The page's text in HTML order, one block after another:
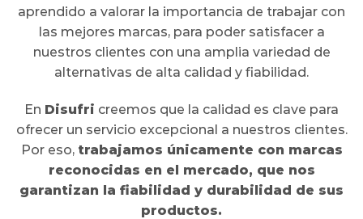
aprendido a valorar la importancia de trabajar con
las mejores marcas, para poder satisfacer a
nuestros clientes con una amplia variedad de
alternativas de alta calidad y fiabilidad.
En Disufri creemos que la calidad es clave para
ofrecer un servicio excepcional a nuestros clientes.
Por eso, trabajamos únicamente con marcas
reconocidas en el mercado, que nos
garantizan la fiabilidad y durabilidad de sus
productos.